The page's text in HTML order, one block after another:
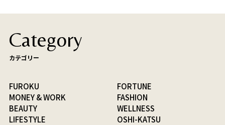
Category
カテゴリー
FUROKU
FORTUNE
MONEY & WORK
FASHION
BEAUTY
WELLNESS
LIFESTYLE
OSHI-KATSU